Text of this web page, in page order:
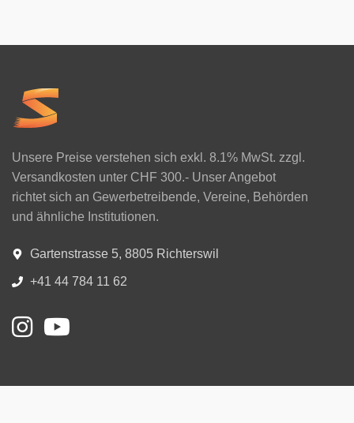
Unsere Preise verstehen sich exkl. 8.1% MwSt. zzgl.
Versandkosten unter CHF 300.- Unser Angebot
richtet sich an Gewerbetreibende, Vereine, Behörden
und ähnliche Institutionen.
Gartenstrasse 5, 8805 Richterswil
+41 44 784 11 62